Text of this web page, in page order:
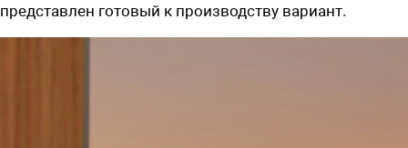
представлен готовый к производству вариант.